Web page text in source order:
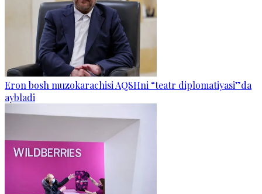
Eron bosh muzokarachisi AQSHni “teatr diplomatiyasi”da
aybladi